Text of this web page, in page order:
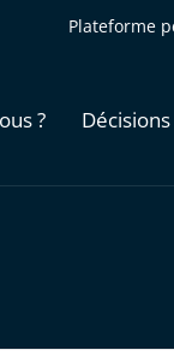
Plateforme
?